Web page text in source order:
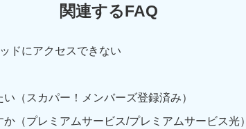
関連するFAQ
ドにアクセスできない
（スカパー！メンバーズ登録済み）
（プレミアムサービス/プレミアムサービス光）